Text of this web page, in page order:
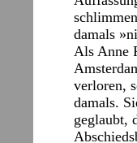
damals
Als Anne
verloren,
damals.
geglaubt,